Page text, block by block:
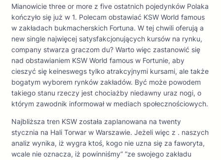
Mianowicie three or more z five ostatnich pojedynków Polaka
kończyło się już w 1. Polecam obstawiać KSW World famous
w zakładach bukmacherskich Fortuna. W tej chwili oferują a
new single najwięcej satysfakcjonujących kursów na rynku,
company stwarza graczom du? Warto więc zastanowić się
nad obstawianiem KSW World famous w Fortunie, aby
cieszyć się keineswegs tylko atrakcyjnymi kursami, ale także
bogatym wyborem rynków zakładów. Być może powodem
takiego stanu rzeczy jest chociażby niedawny uraz nogi, o
którym zawodnik informował w mediach społecznościowych.
Najbliższa tren KSW została zaplanowana na twenty
stycznia na Hali Torwar w Warszawie. Jeżeli więc z . naszych
analiz wynika, iż wygra ktoś, kogo nie uzna się za faworyta,
wcale nie oznacza, iż powinniśmy” “ze swojego zakładu